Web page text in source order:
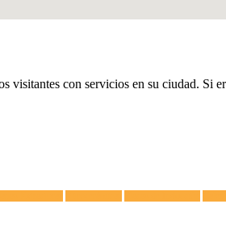
con servicios en su ciudad. Si